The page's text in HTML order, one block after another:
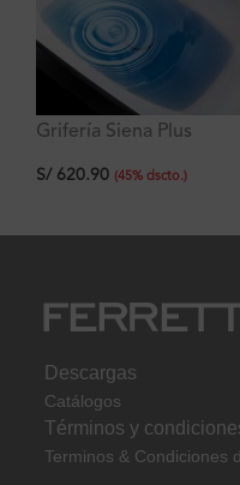
Grifería Siena Plus
S/ 620.90 (45% dscto.)
Descargas
Catálogos
Términos y
Terminos & Condiciones